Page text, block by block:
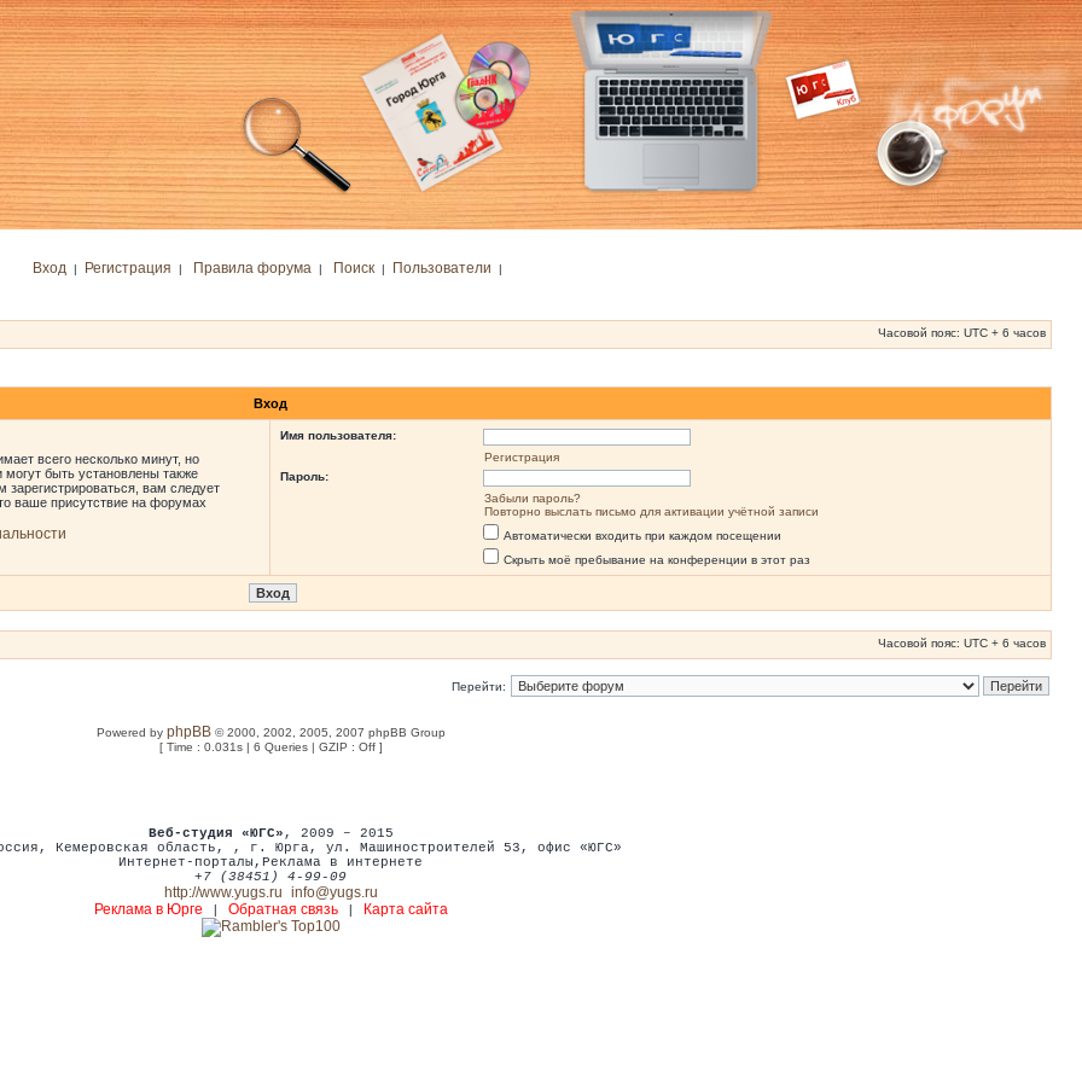
Вход | Регистрация | Правила форума | Поиск| Пользователи |
Часовой пояс: UTC + 6 часов
Вход
всего несколько минут, но
быть установлены также
зарегистрироваться, вам следует
ваше присутствие на форумах
Имя пользователя:
Регистрация
Пароль:
Забыли пароль?
Повторно выслать письмо для активации учётной записи
Автоматически входить при каждом посещении
Скрыть моё пребывание на конференции в этот раз
Часовой пояс: UTC + 6 часов
Перейти:
Powered by phpBB© 2000, 2002, 2005, 2007 phpBB Group
[ Time : 0.031s | 6 Queries | GZIP : Off ]
Веб-студия «ЮГС» , 2009 – 2015
, Кемеровская область, , г. Юрга, ул. Машиностроителей 53 , офис «ЮГС»
Интернет-порталы , Реклама в интернете
+7 (38451) 4-99-09
http://www.yugs.ru info@yugs.ru
Реклама в Юрге
Обратная связь| Карта сайта